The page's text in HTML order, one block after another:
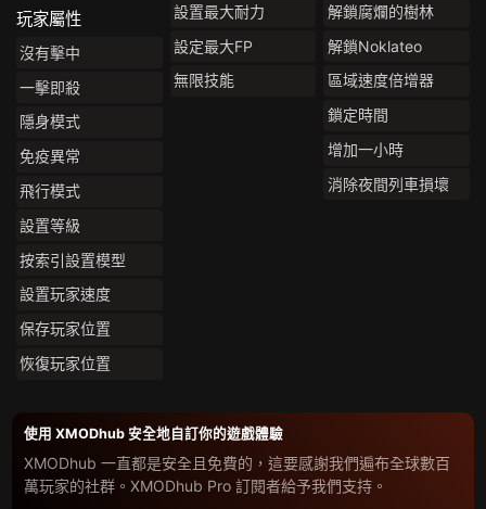
玩家屬性
沒有擊中
一擊即殺
隱身模式
免疫異常
飛行模式
設置等級
按索引設置模型
設置玩家速度
保存玩家位置
恢復玩家位置
設置最大耐力
設定最大FP
無限技能
解鎖腐爛的樹林
解鎖Noklateo
區域速度倍增器
鎖定時間
增加一小時
消除夜間列車損壞
使用 XMODhub 安全地自訂你的遊戲體驗
XMODhub 一直都是安全且免費的，這要感謝我們遍布全球數百
萬玩家的社群。XMODhub Pro 訂閱者給予我們支持。